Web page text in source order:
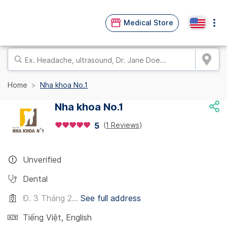
Medical Store
Home Nha khoa No.1
Nha khoa No.1
5 (1 Reviews)
Unverified
Dental
Đ. 3 Tháng 2... See full address
Tiếng Việt, English